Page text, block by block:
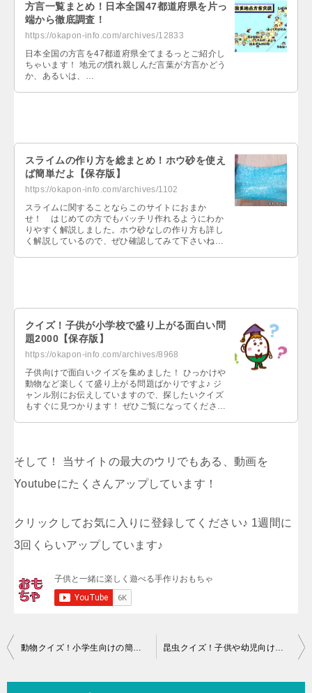
方言一覧まとめ！日本全国47都道府県を片っ
端から徹底調査！
https://okapon-info.com/archives/12833
日本全国の方言を47都道府県全てまるっとご紹介し
ちゃいます！ 地元の慣れ親しんだ言葉が方言かどう
か、あるいは、…
スライムの作り方を総まとめ！ホウ砂を使え
ば簡単だよ【保存版】
https://okapon-info.com/archives/1102
スライムに関することならこのサイトにおまか
せ！ はじめての方でもバッチリ作れるようにわか
りやすく解説しました。ホウ砂なしの作り方も詳し
く解説しているので、ぜひ確認してみて下さいね
クイズ！子供が小学校で盛り上がる面白い問
題2000【保存版】
https://okapon-info.com/archives/8968
子供向けで面白いクイズを集めました！ ひっかけや
動物など楽しくて盛り上がる問題ばかりですよ♪ ジ
ャンル別にお伝えしていますので、探したいクイズ
もすぐに見つかります！ ぜひご覧になってください
そして！ 当サイトの最大のウリでもある、動画を
Youtubeにたくさんアップしています！
クリックしてお気に入りに登録してください♪ 1週間に
3回くらいアップしています♪
投
動物クイズ！小学生向けの簡単な3択問題を紹介するよっ【50選】 昆虫クイズ！子供や幼児向けの簡単な問題50選【難しい問題もあり】